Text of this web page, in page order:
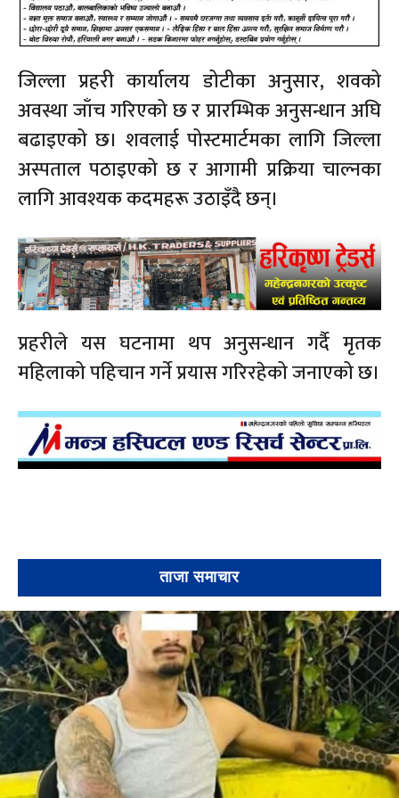
जिल्ला प्रहरी कार्यालय डोटीका अनुसार, शवको
अवस्था जाँच गरिएको छ र प्रारम्भिक अनुसन्धान अघि
बढाइएको छ। शवलाई पोस्टमार्टमका लागि जिल्ला
अस्पताल पठाइएको छ र आगामी प्रक्रिया चाल्नका
लागि आवश्यक कदमहरू उठाइँदै छन्।
प्रहरीले यस घटनामा थप अनुसन्धान गर्दै मृतक
महिलाको पहिचान गर्ने प्रयास गरिरहेको जनाएको छ।
ताजा समाचार